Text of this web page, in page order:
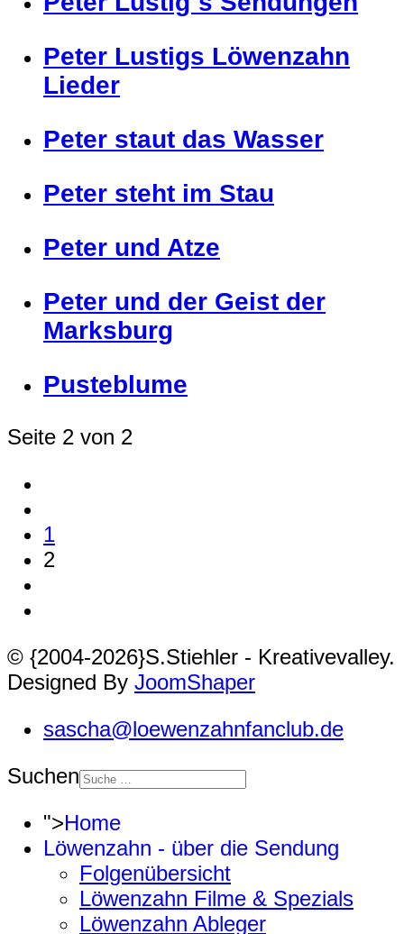
Peter Lustigs Löwenzahn
Lieder
Peter staut das Wasser
Peter steht im Stau
Peter und Atze
Peter und der Geist der
Marksburg
Pusteblume
Seite 2 von 2
1
2
© {2004-2026}S.Stiehler - Kreativevalley.
Designed By JoomShaper
sascha@loewenzahnfanclub.de
Suchen
">Home
Löwenzahn - über die Sendung
Folgenübersicht
Löwenzahn Filme & Spezials
Löwenzahn Ableger